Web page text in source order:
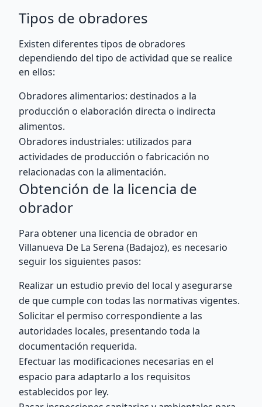
Tipos de obradores
Existen diferentes tipos de obradores
dependiendo del tipo de actividad que se realice
en ellos:
Obradores alimentarios: destinados a la
producción o elaboración directa o indirecta
alimentos.
Obradores industriales: utilizados para
actividades de producción o fabricación no
relacionadas con la alimentación.
Obtención de la licencia de
obrador
Para obtener una licencia de obrador en
Villanueva De La Serena (Badajoz), es necesario
seguir los siguientes pasos:
Realizar un estudio previo del local y asegurarse
de que cumple con todas las normativas vigentes.
Solicitar el permiso correspondiente a las
autoridades locales, presentando toda la
documentación requerida.
Efectuar las modificaciones necesarias en el
espacio para adaptarlo a los requisitos
establecidos por ley.